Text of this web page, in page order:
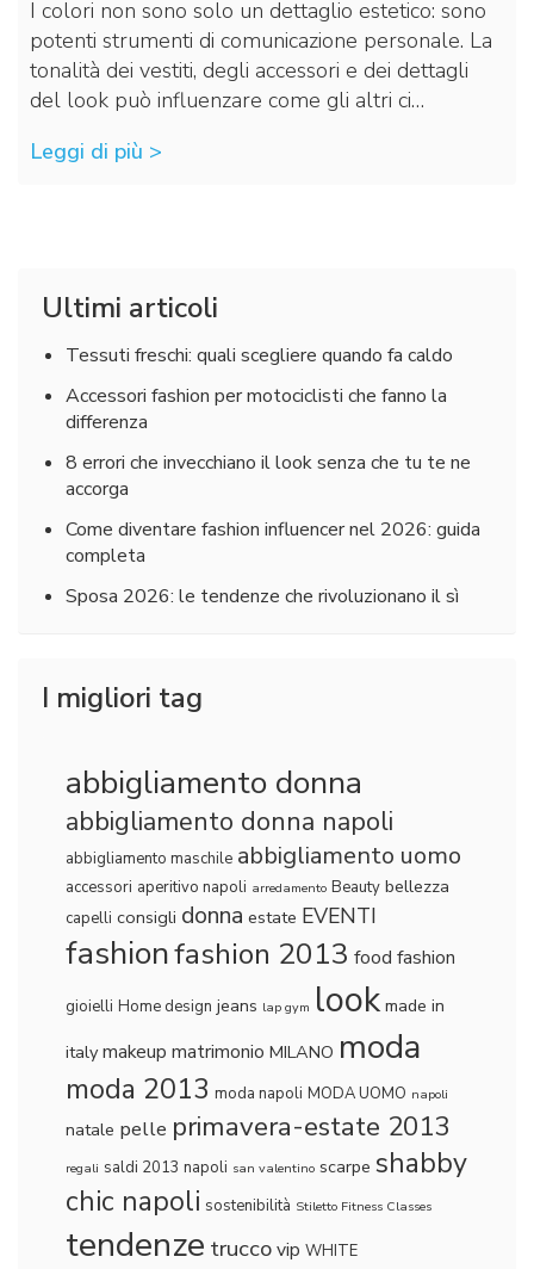
I colori non sono solo un dettaglio estetico: sono
potenti strumenti di comunicazione personale. La
tonalità dei vestiti, degli accessori e dei dettagli
del look può influenzare come gli altri ci…
Leggi di più >
Ultimi articoli
Tessuti freschi: quali scegliere quando fa caldo
Accessori fashion per motociclisti che fanno la
differenza
8 errori che invecchiano il look senza che tu te ne
accorga
Come diventare fashion influencer nel 2026: guida
completa
Sposa 2026: le tendenze che rivoluzionano il sì
I migliori tag
abbigliamento donna
abbigliamento donna napoli
abbigliamento maschile abbigliamento uomo
accessori aperitivo napoli arredamento Beauty bellezza
capelli consigli donna estate EVENTI
fashionfashion 2013 food fashion
gioielli Home design jeans lap gym look made in
italy makeup matrimonio MILANO moda
moda 2013 moda napoli MODA UOMO napoli
natale pelle primavera-estate 2013
regali saldi 2013 napoli san valentino scarpe shabby
chic napoli sostenibilità Stiletto Fitness Classes
tendenze truccovip WHITE